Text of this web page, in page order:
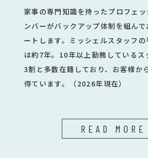
家事の専門知識を持ったプロフェ
ンバーがバックアップ体制を組ん
ートします。ミッシェルスタッフ
は約7年。10年以上勤務しているス
3割と多数在籍しており、お客様か
得ています。（2026年現在）
READ MORE